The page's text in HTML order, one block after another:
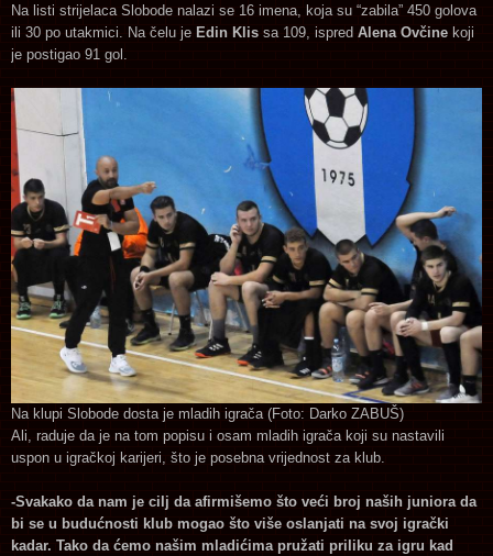
Na listi strijelaca Slobode nalazi se 16 imena, koja su “zabila” 450 golova
ili 30 po utakmici. Na čelu je Edin Klis sa 109, ispred Alena Ovčine koji
je postigao 91 gol.
Na klupi Slobode dosta je mladih igrača (Foto: Darko ZABUŠ)
Ali, raduje da je na tom popisu i osam mladih igrača koji su nastavili
uspon u igračkoj karijeri, što je posebna vrijednost za klub.
-Svakako da nam je cilj da afirmišemo što veći broj naših juniora da
bi se u budućnosti klub mogao što više oslanjati na svoj igrački
kadar. Tako da ćemo našim mladićima pružati priliku za igru kad